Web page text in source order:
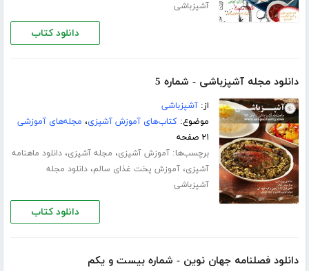
آشپزباشی
دانلود کتاب
دانلود مجله آشپزباشی - شماره 5
از:آشپزباشی
موضوع:کتاب‌های آموزش آشپزی، مجله‌های آموزشی
۲۱ صفحه
برچسب‌ها:آموزش آشپزی، مجله آشپزی،دانلود ماهنامه
آشپزی،آموزش پخت غذای سالم،دانلود مجله
آشپزباشی
دانلود کتاب
دانلود فصلنامه جهان نوین - شماره بیست و یکم